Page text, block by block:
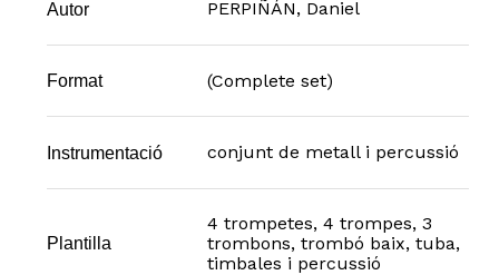
Autor PERPIÑÁN, Daniel
Format (Complete set)
Instrumentació conjunt de metall i percussió
Plantilla
4 trompetes, 4 trompes, 3
trombons, trombó baix, tuba,
timbales i percussió